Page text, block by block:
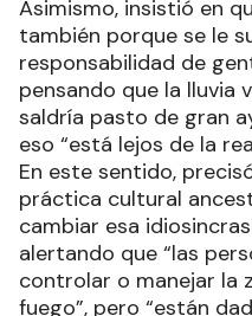
Asimismo, insistió en
también porque se le
responsabilidad de
pensando que la lluvia
saldría pasto de gran
eso “está lejos de la
En este sentido,
práctica cultural
cambiar esa
alertando que “las
controlar o manejar la
fuego”, pero “están